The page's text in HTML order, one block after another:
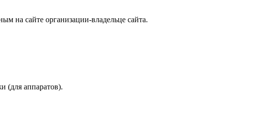
на сайте организации-владельце сайта.
(для аппаратов).